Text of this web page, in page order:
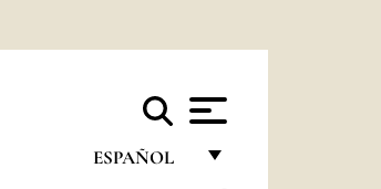
ESPAÑOL